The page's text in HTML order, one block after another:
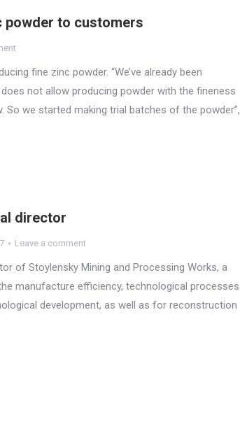
powder to customers
fine zinc powder. “We’ve already been
not allow producing powder with the fineness
So we started making trial batches of the powder”,
director
Leave a comment
of Stoylensky Mining and Processing Works, a
manufacture efficiency, technological processes
development, as well as for reconstruction